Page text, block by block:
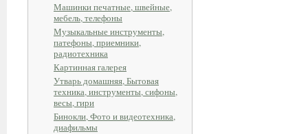
Машинки печатные, швейные,
мебель, телефоны
Музыкальные инструменты,
патефоны, приемники,
радиотехника
Картинная галерея
Утварь домашняя, Бытовая
техника, инструменты, сифоны,
весы, гири
Бинокли, Фото и видеотехника,
диафильмы